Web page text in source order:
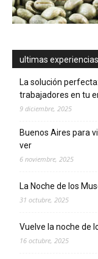
ultimas experiencias
La solución
trabajadores en tu
9 diciembre, 2025
Buenos Aires para
ver
6 noviembre, 2025
La Noche de los
31 octubre, 2025
Vuelve la noche de
16 octubre, 2025